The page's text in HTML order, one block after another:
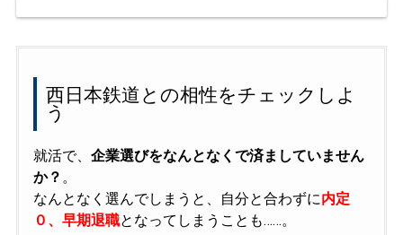
西日本鉄道との相性をチェックしよ
う
就活で、 企業選びをなんとなくで済ましていません
か？ 。
なんとなく選んでしまうと、自分と合わずに内定
０、早期退職となってしまうことも……。